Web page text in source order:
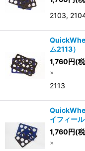
2103,
ム2113）
1,760円(
×
2113
イフィー
1,760円(
×